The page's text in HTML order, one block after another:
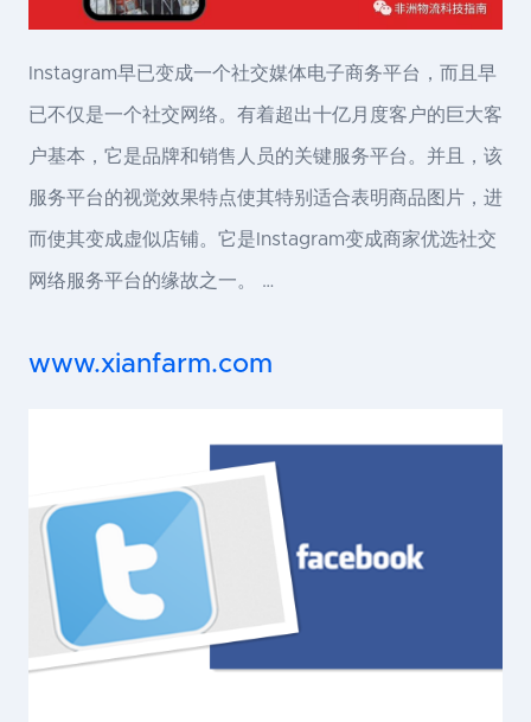
Instagram早已变成一个社交媒体电子商务平台，而且早
已不仅是一个社交网络。有着超出十亿月度客户的巨大客
户基本，它是品牌和销售人员的关键服务平台。并且，该
服务平台的视觉效果特点使其特别适合表明商品图片，进
而使其变成虚似店铺。它是Instagram变成商家优选社交
网络服务平台的缘故之一。 …
www.xianfarm.com